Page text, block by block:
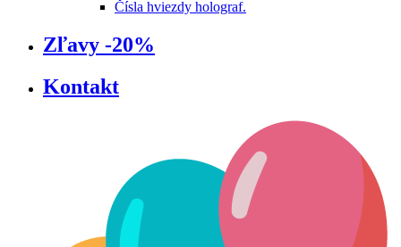
Čísla hviezdy holograf.
Zľavy -20%
Kontakt